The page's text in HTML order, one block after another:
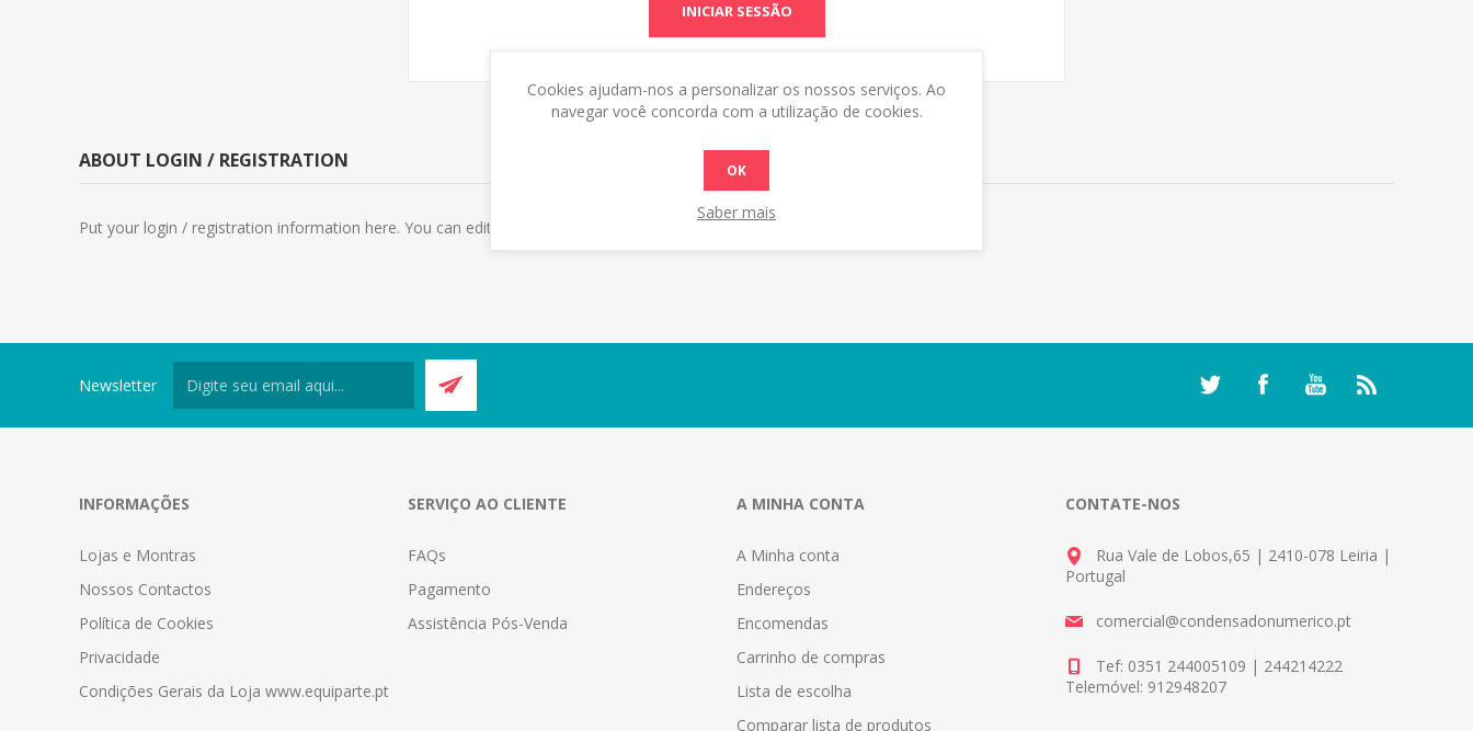
INICIAR SESSÃO
ABOUT LOGIN / REGISTRATION
Put your login / registration information here. You can edit this in the admin site.
Newsletter
INFORMAÇÕES
Lojas e Montras
Nossos Contactos
Política de Cookies
Privacidade
Condições Gerais da Loja www.equiparte.pt
SERVIÇO AO CLIENTE
FAQs
Pagamento
Assistência Pós-Venda
A MINHA CONTA
A Minha conta
Endereços
Encomendas
Carrinho de compras
Lista de escolha
Comparar lista de produtos
CONTATE-NOS
Rua Vale de Lobos,65 | 2410-078 Leiria |
Portugal
comercial@condensadonumerico.pt
Tef: 0351 244005109 | 244214222
Telemóvel: 912948207
Cookies ajudam-nos a personalizar os nossos serviços. Ao
navegar você concorda com a utilização de cookies.
OK
Saber mais